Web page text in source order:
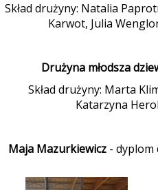
Skład drużyny: Natalia
Karwot, Julia
Drużyna młodsza
Skład drużyny: Marta
Katarzyna
Maja Mazurkiewicz- dyplom